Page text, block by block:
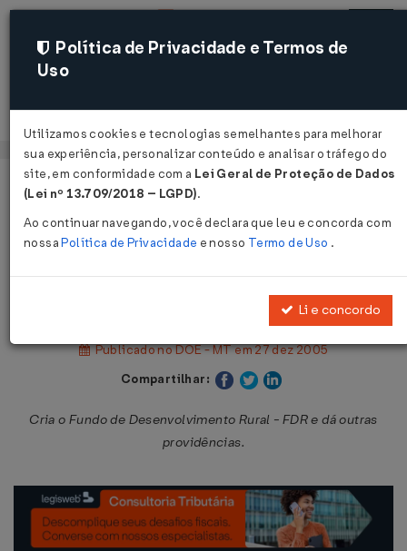
Acessar
Página Inicial
Legislações
Lei nº 8.410 de 27/12/2005
Publicado no DOE - MT em 27 dez 2005
Compartilhar:
Cria o Fundo de Desenvolvimento Rural - FDR e dá outras
providências.
Política de Privacidade e Termos de
Uso
Utilizamos cookies e tecnologias semelhantes para melhorar
sua experiência, personalizar conteúdo e analisar o tráfego do
site, em conformidade com a Lei Geral de Proteção de Dados
(Lei nº 13.709/2018 – LGPD).
Ao continuar navegando, você declara que leu e concorda com
nossaPolítica de Privacidade e nosso Termo de Uso .
Li e concordo